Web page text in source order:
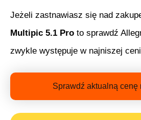
Jeżeli zastnawiasz się nad
Multipic 5.1 Pro to sprawdź
zwykle występuje w najniszej
Sprawdź aktualną cenę